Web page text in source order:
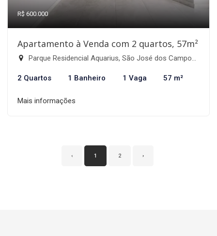
R$ 600.000
Apartamento à Venda com 2 quartos, 57m²
Parque Residencial Aquarius, São José dos Campos-SP
2 Quartos 1 Banheiro 1 Vaga 57 m²
Mais informações
‹ 1 2 ›